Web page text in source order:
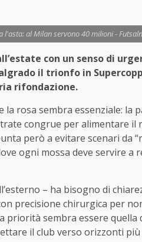
l'asta: al Milan servono 40 milioni -
con un senso di
il trionfo in
rifondazione.
la rosa sembra essenziale: la
congrue per alimentare il
però a evitare scenari da
ogni mossa deve servire a
– ha bisogno di
precisione chirurgica per
priorità sembra essere
il club verso orizzonti più